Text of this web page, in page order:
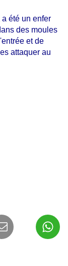
été un enfer
des moules
et de
attaquer au